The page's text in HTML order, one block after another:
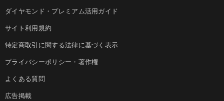
ダイヤモンド・プレミアム活用ガイド
サイト利用規約
特定商取引に関する法律に基づく表示
プライバシーポリシー・著作権
よくある質問
広告掲載